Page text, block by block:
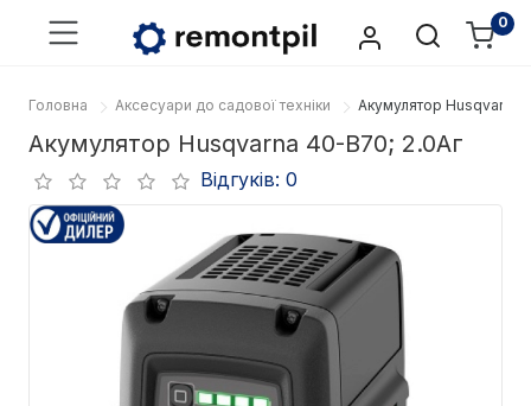
0
Головна Аксесуари до садової техніки Акумулятор Husqvarna
Акумулятор Husqvarna 40-B70; 2.0Аг
Відгуків: 0